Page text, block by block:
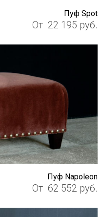
Пуф Spot
От 22 195 руб.
Пуф Napoleon
От 62 552 руб.